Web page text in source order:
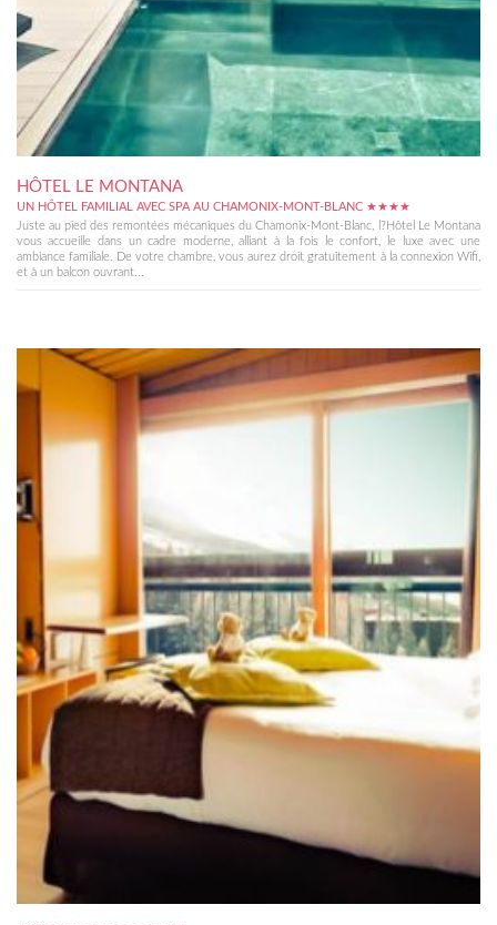
HÔTEL LE MONTANA
UN HÔTEL FAMILIAL AVEC SPA AU CHAMONIX-MONT-BLANC ★★★★
Juste au pied des remontées mécaniques du Chamonix-Mont-Blanc, l?Hôtel Le Montana
vous accueille dans un cadre moderne, alliant à la fois le confort, le luxe avec une
ambiance familiale. De votre chambre, vous aurez droit gratuitement à la connexion Wifi,
et à un balcon ouvrant...